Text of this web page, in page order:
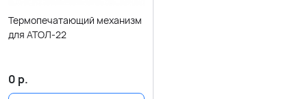
Термопечатающий механизм
для АТОЛ-22
0 р.